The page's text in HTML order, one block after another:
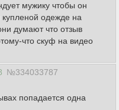
мужику чтобы он
купленой одежде на
думают что отзыв
что скуф на видео
№334033787
попадается одна